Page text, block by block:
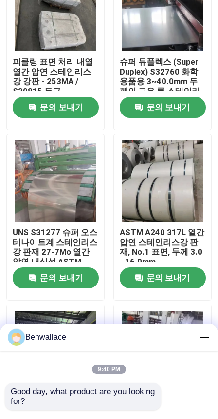
제품
비디오
우리 에 관한 것
공장 투어
품질 관리
저희와 연락
뉴스
피클링 표면 처리 내열
열간 압연 스테인리스
강 강판 - 253MA /
S30815 등급
문의 보내기
슈퍼 듀플렉스 (Super
Duplex) S32760 화학
용품용 3~40.0mm 두
께의 고온 롤 스테인리
스 스틸 판
문의 보내기
UNS S31277 슈퍼 오스
테나이트계 스테인리스
강 판재 27-7Mo 열간
압연 내식성 ASTM
A240
문의 보내기
ASTM A240 317L 열간
압연 스테인리스강 판
재, No.1 표면, 두께 3.0
- 16.0mm
문의 보내기
부식 방지 열간 압연 고
Benwallace
9:40 PM
Good day, what product are you looking
for?